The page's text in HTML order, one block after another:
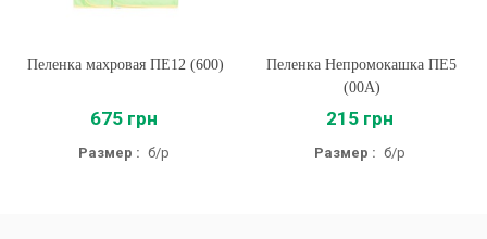
Пеленка махровая ПЕ12 (600)
675 грн
Размер : б/р
Пеленка Непромокашка ПЕ5
(00A)
215 грн
Размер : б/р